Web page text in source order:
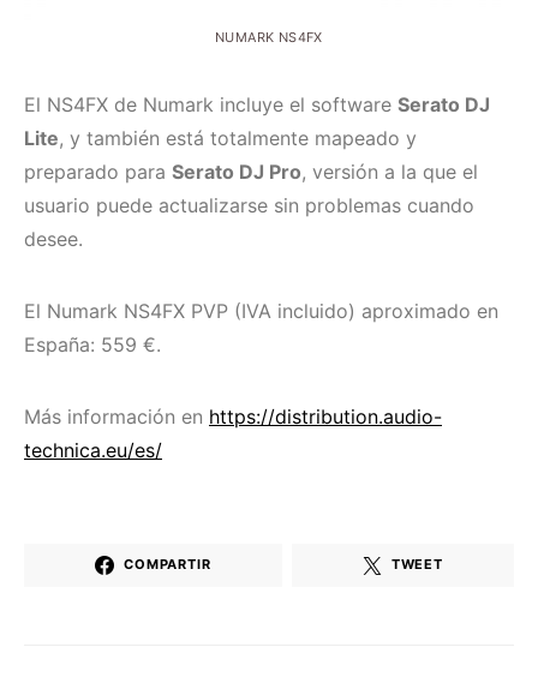
NUMARK NS4FX
El NS4FX de Numark incluye el software Serato DJ
Lite, y también está totalmente mapeado y
preparado para Serato DJ Pro, versión a la que el
usuario puede actualizarse sin problemas cuando
desee.
El Numark NS4FX PVP (IVA incluido) aproximado en
España: 559 €.
Más información en https://distribution.audio-
technica.eu/es/
COMPARTIR TWEET